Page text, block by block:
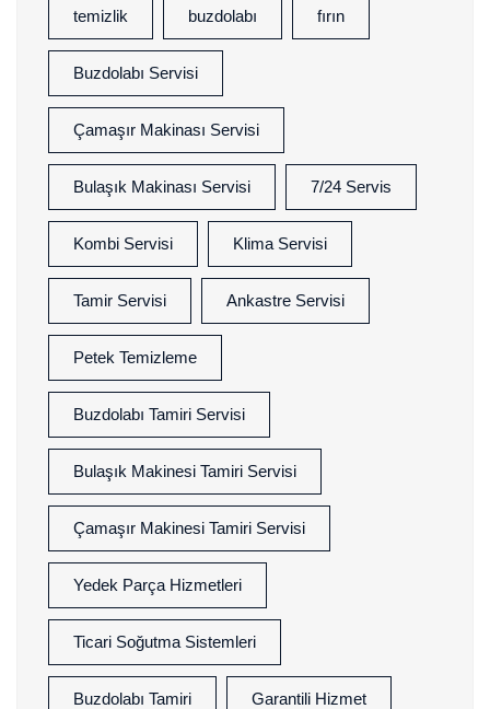
temizlik buzdolabı fırın
Buzdolabı Servisi
Çamaşır Makinası Servisi
Bulaşık Makinası Servisi 7/24 Servis
Kombi Servisi Klima Servisi
Tamir Servisi Ankastre Servisi
Petek Temizleme
Buzdolabı Tamiri Servisi
Bulaşık Makinesi Tamiri Servisi
Çamaşır Makinesi Tamiri Servisi
Yedek Parça Hizmetleri
Ticari Soğutma Sistemleri
Buzdolabı Tamiri Garantili Hizmet